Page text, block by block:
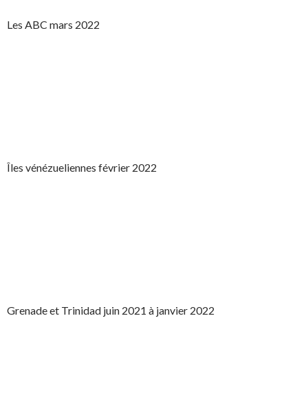
Les ABC mars 2022
Îles vénézueliennes février 2022
Grenade et Trinidad juin 2021 à janvier 2022